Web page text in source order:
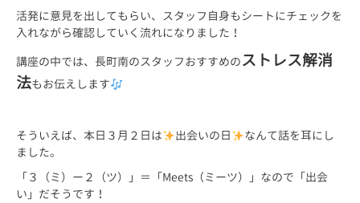
活発に意見を出してもらい、スタッフ自身もシートにチェックを
入れながら確認していく流れになりました！
講座の中では、 長町南のスタッフおすすめのストレス解消
法もお伝えします
そういえば、本日３月２日は 出会いの日
なんて話を耳にし
ました。
「３（ミ）ー２（ツ）」＝「Meets（ミーツ）」なので「出会
い」だそうです！